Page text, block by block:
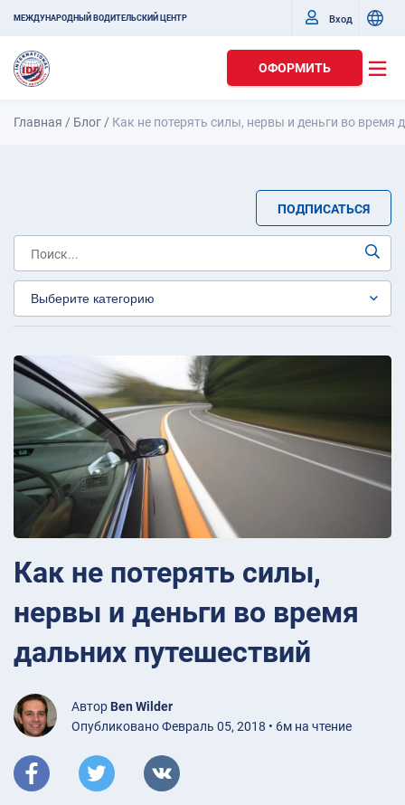
МЕЖДУНАРОДНЫЙ ВОДИТЕЛЬСКИЙ ЦЕНТР Вход
ОФОРМИТЬ
Главная / Блог / Как не потерять силы, нервы и деньги во время
ПОДПИСАТЬСЯ
Как не потерять силы,
нервы и деньги во время
дальних путешествий
Автор Ben Wilder
Опубликовано Февраль 05, 2018 • 6м на чтение